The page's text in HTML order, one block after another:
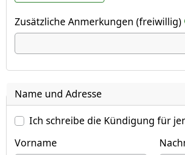
Zusätzliche Anmerkungen (freiwillig)
Name und Adresse
Ich schreibe die Kündigung für
Vorname